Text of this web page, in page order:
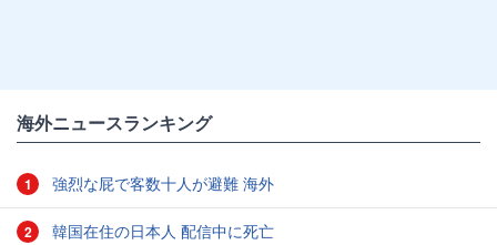
海外ニュースランキング
1 強烈な屁で客数十人が避難 海外
2 韓国在住の日本人 配信中に死亡